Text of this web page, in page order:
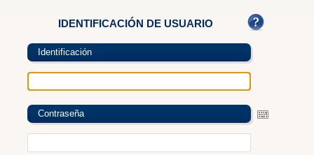
IDENTIFICACIÓN DE USUARIO
Identificación
Contraseña